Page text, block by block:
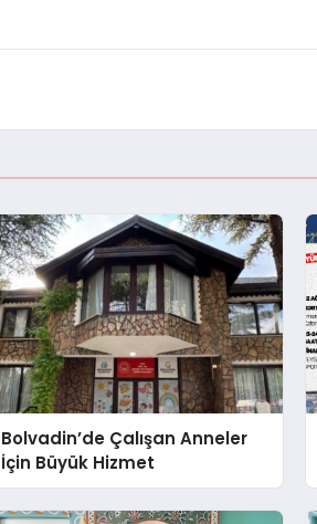
Bolvadin’de Çalışan Anneler
İçin Büyük Hizmet